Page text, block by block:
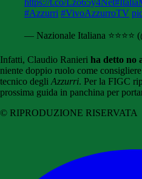
https://t.co/Lzo65y4Net
#Azzurri #VivoAzzurroTV
— Nazionale Italiana ⭐️⭐️⭐️⭐️
Infatti, Claudio Ranieri ha detto no
niente doppio ruolo come
tecnico degli Azzurri. Per la FIGC
prossima guida in panchina per
© RIPRODUZIONE RISERVATA